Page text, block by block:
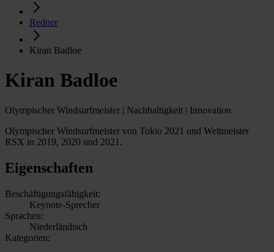
Redner
Kiran Badloe
Kiran Badloe
Olympischer Windsurfmeister | Nachhaltigkeit | Innovation
Olympischer Windsurfmeister von Tokio 2021 und Weltmeister
RSX in 2019, 2020 und 2021.
Eigenschaften
Beschäftigungsfähigkeit:
Keynote-Sprecher
Sprachen:
Niederländisch
Kategorien: